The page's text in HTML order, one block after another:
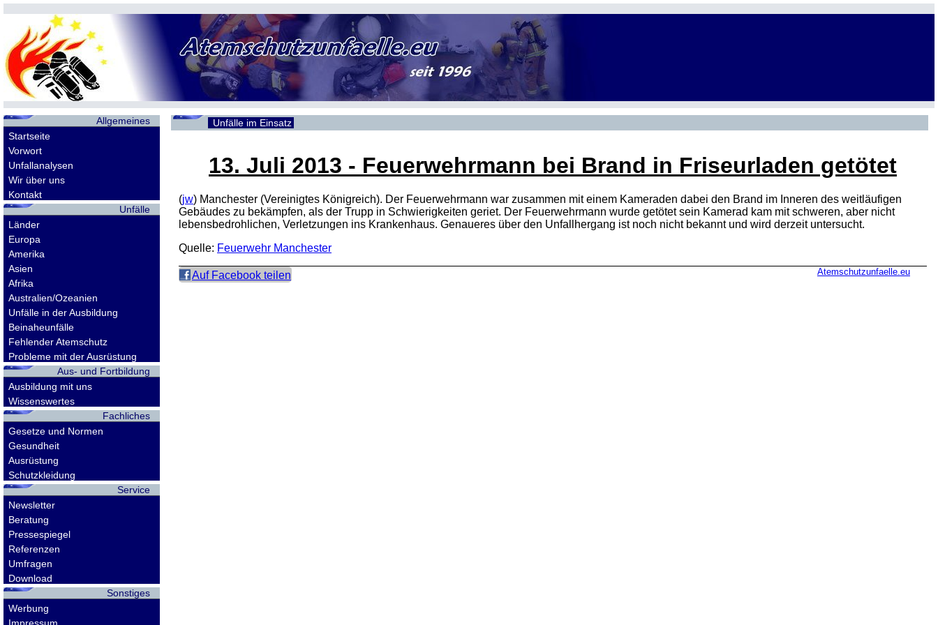
Allgemeines
Startseite
Vorwort
Unfallanalysen
Wir über uns
Kontakt
Unfälle
Länder
Europa
Amerika
Asien
Afrika
Australien/Ozeanien
Unfälle in der Ausbildung
Beinaheunfälle
Fehlender Atemschutz
Probleme mit der Ausrüstung
Aus- und Fortbildung
Ausbildung mit uns
Wissenswertes
Fachliches
Gesetze und Normen
Gesundheit
Ausrüstung
Schutzkleidung
Service
Newsletter
Beratung
Pressespiegel
Referenzen
Umfragen
Download
Sonstiges
Werbung
Unfälle im Einsatz
13. Juli 2013 - Feuerwehrmann bei Brand in Friseurladen getötet
(jw) Manchester (Vereinigtes Königreich). Der Feuerwehrmann war zusammen mit einem Kameraden dabei den Brand im Inneren des weitläufigen
Gebäudes zu bekämpfen, als der Trupp in Schwierigkeiten geriet. Der Feuerwehrmann wurde getötet sein Kamerad kam mit schweren, aber nicht
lebensbedrohlichen, Verletzungen ins Krankenhaus. Genaueres über den Unfallhergang ist noch nicht bekannt und wird derzeit untersucht.
Quelle: Feuerwehr Manchester
Auf Facebook teilen Atemschutzunfaelle.eu